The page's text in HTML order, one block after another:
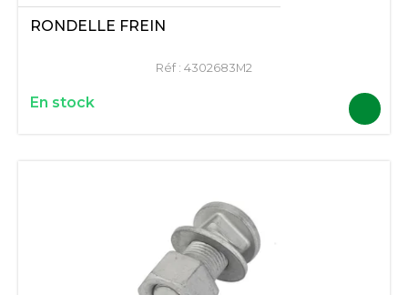
RONDELLE FREIN
Réf : 4302683M2
En stock